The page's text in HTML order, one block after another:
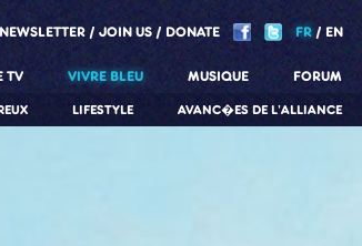
NEWSLETTER JOIN US DONATE FR EN
TV VIVRE BLEU
AVANC�ES DE L'ALLIANCE
LIFESTYLE
MUSIQUE FORUM